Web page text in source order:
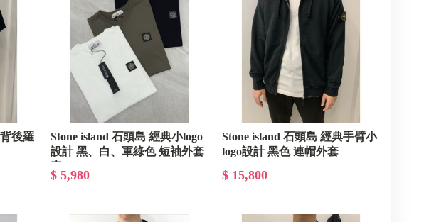
後羅
Stone island 石頭島 經典小logo
設計 黑、白、軍綠色 短袖外套
$ 5,980
Stone island 石頭島 經典手臂小
logo設計 黑色 連帽外套
$ 15,800